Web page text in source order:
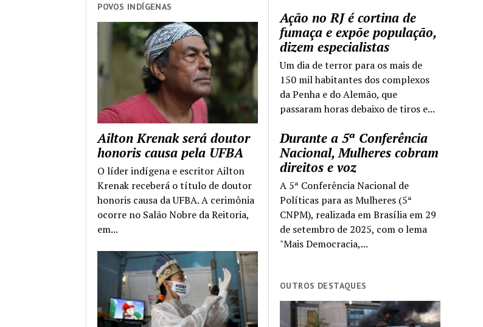
Ação no RJ é cortina de
fumaça e expõe população,
dizem especialistas
Um dia de terror para os mais de
150 mil habitantes dos complexos
da Penha e do Alemão, que
passaram horas debaixo de tiros e...
Durante a 5ª Conferência
Nacional, Mulheres cobram
direitos e voz
A 5ª Conferência Nacional de
Políticas para as Mulheres (5ª
CNPM), realizada em Brasília em 29
de setembro de 2025, com o lema
"Mais Democracia,...
OUTROS DESTAQUES
POVOS INDÍGENAS
Ailton Krenak será doutor
honoris causa pela UFBA
O líder indígena e escritor Ailton
Krenak receberá o título de doutor
honoris causa da UFBA. A cerimônia
ocorre no Salão Nobre da Reitoria,
em...